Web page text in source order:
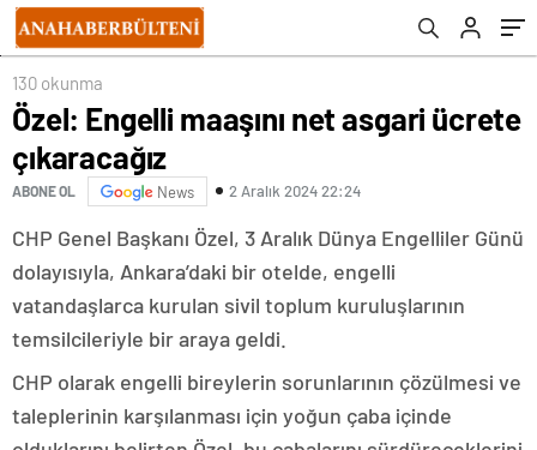
130 okunma
Özel: Engelli maaşını net asgari ücrete
çıkaracağız
ABONE OL News 2 Aralık 2024 22:24
CHP Genel Başkanı Özel, 3 Aralık Dünya Engelliler Günü
dolayısıyla, Ankara’daki bir otelde, engelli
vatandaşlarca kurulan sivil toplum kuruluşlarının
temsilcileriyle bir araya geldi.
CHP olarak engelli bireylerin sorunlarının çözülmesi ve
taleplerinin karşılanması için yoğun çaba içinde